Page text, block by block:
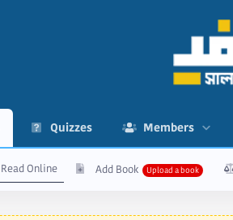
Quizzes Members
Read Online Add Book